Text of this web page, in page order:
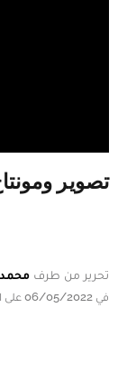
تصوير
تحرير من طرف
في 06/05/2022 على الساعة 20:00